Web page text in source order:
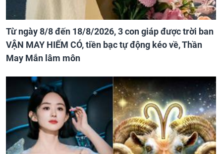
Từ ngày 8/8 đến 18/8/2026, 3 con giáp được trời ban
VẬN MAY HIẾM CÓ, tiền bạc tự động kéo về, Thần
May Mắn lâm môn